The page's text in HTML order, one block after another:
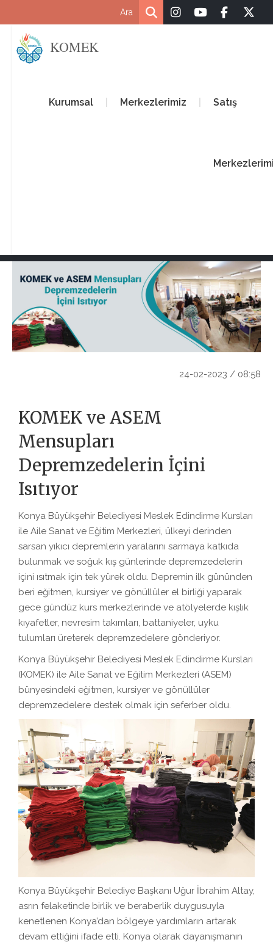
KOMEK
Kurumsal Merkezlerimiz Satış
24-02-2023 / 08:58
KOMEK ve ASEM
Mensupları
Depremzedelerin İçini
Isıtıyor
Konya Büyükşehir Belediyesi Meslek Edindirme Kursları
ile Aile Sanat ve Eğitim Merkezleri, ülkeyi derinden
sarsan yıkıcı depremlerin yaralarını sarmaya katkıda
bulunmak ve soğuk kış günlerinde depremzedelerin
içini ısıtmak için tek yürek oldu. Depremin ilk gününden
beri eğitmen, kursiyer ve gönüllüler el birliği yaparak
gece gündüz kurs merkezlerinde ve atölyelerde kışlık
kıyafetler, nevresim takımları, battaniyeler, uyku
tulumları üreterek depremzedelere gönderiyor.
Konya Büyükşehir Belediyesi Meslek Edindirme Kursları
(KOMEK) ile Aile Sanat ve Eğitim Merkezleri (ASEM)
bünyesindeki eğitmen, kursiyer ve gönüllüler
depremzedelere destek olmak için seferber oldu.
Konya Büyükşehir Belediye Başkanı Uğur İbrahim Altay,
asrın felaketinde birlik ve beraberlik duygusuyla
kenetlenen Konya’dan bölgeye yardımların artarak
devam ettiğini ifade etti. Konya olarak dayanışmanın